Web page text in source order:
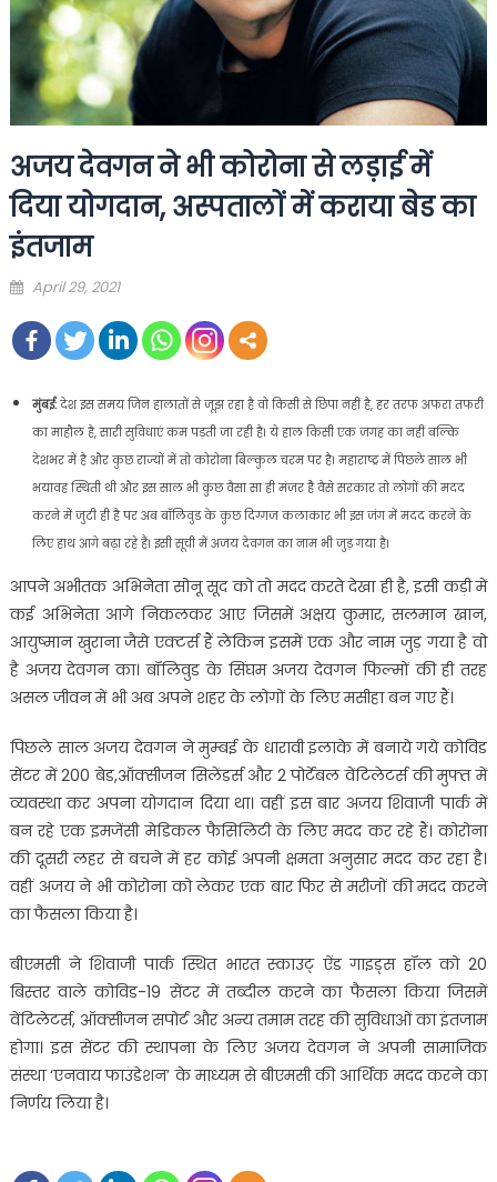
अजय देवगन ने भी कोरोना से लड़ाई में
दिया योगदान, अस्पतालों में कराया बेड का
इंतजाम
Posted
April 29, 2021
मुंबई:देश इस समय जिन हालातों से जूझ रहा है वो किसी से छिपा नहीं है, हर तरफ अफरा तफरी
का माहौल है, सारी सुविधाएं कम पड़ती जा रही है। ये हाल किसी एक जगह का नहीं बल्कि
देशभर में है और कुछ राज्यों में तो कोरोना बिल्कुल चरम पर है। महाराष्ट्र में पिछले साल भी
भयावह स्थिती थी और इस साल भी कुछ वैसा सा ही मंजर हैे वैसे सरकार तो लोगों की मदद
करने में जुटी ही है पर अब बॉलिवुड के कुछ दिग्गज कलाकार भी इस जंग में मदद करने के
लिए हाथ आगे बढ़ा रहे हैं। इसी सूची में अजय देवगन का नाम भी जुड़ गया है।
आपने अभीतक अभिनेता सोनू सूद को तो मदद करते देखा ही है, इसी कड़ी में
कई अभिनेता आगे निकलकर आए जिसमें अक्षय कुमार, सलमान खान,
आयुष्मान खुराना जैसे एक्टर्स हैं लेकिन इसमें एक और नाम जुड़ गया है वो
है अजय देवगन का। बॉलिवुड के सिंघम अजय देवगन फिल्मों की ही तरह
असल जीवन में भी अब अपने शहर के लोगों के लिए मसीहा बन गए हैं।
पिछले साल अजय देवगन ने मुम्बई के धारावी इलाके में बनाये गये कोविड
सेंटर में 200 बेड,ऑक्सीजन सिलेंडर्स और 2 पोर्टेबल वेंटिलेटर्स की मुफ्त में
व्यवस्था कर अपना योगदान दिया था। वहीं इस बार अजय शिवाजी पार्क में
बन रहे एक इमजेंसी मेडिकल फैसिलिटी के लिए मदद कर रहे हैं। कोरोना
की दूसरी लहर से बचने में हर कोई अपनी क्षमता अनुसार मदद कर रहा है।
वहीं अजय ने भी कोरोना को लेकर एक बार फिर से मरीजों की मदद करने
का फैसला किया है।
बीएमसी ने शिवाजी पार्क स्थित भारत स्काउट् ऐंड गाइड्स हॉल को 20
बिस्तर वाले कोविड-19 सेंटर में तब्दील करने का फैसला किया जिसमें
वेंटिलेटर्स, ऑक्सीजन सपोर्ट और अन्य तमाम तरह की सुविधाओं का इंतजाम
होगा। इस सेंटर की स्थापना के लिए अजय देवगन ने अपनी सामाजिक
संस्था ‘एनवाय फाउंडेशन’ के माध्यम से बीएमसी की आर्थिक मदद करने का
निर्णय लिया है।